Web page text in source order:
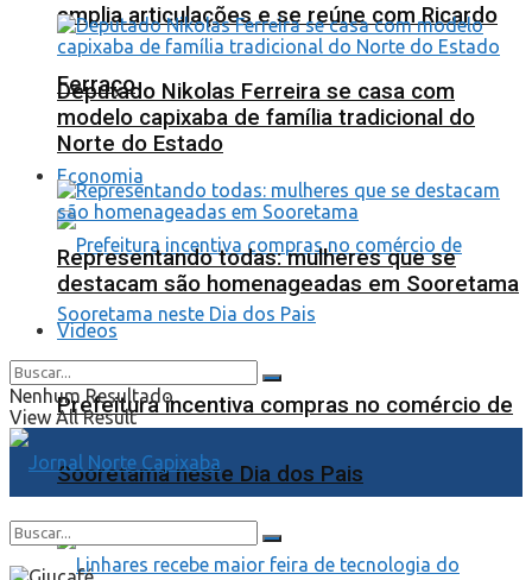
amplia articulações e se reúne com Ricardo
Ferraço
Economia
Prefeitura incentiva compras no comércio de
Sooretama neste Dia dos Pais
Deputado Nikolas Ferreira se casa com
modelo capixaba de família tradicional do
Norte do Estado
Representando todas: mulheres que se
destacam são homenageadas em Sooretama
Videos
Nenhum Resultado
View All Result